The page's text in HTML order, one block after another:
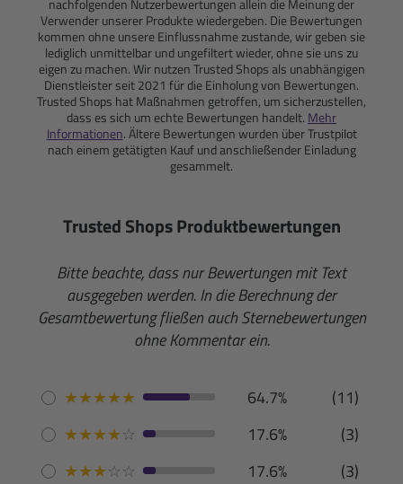
nachfolgenden Nutzerbewertungen allein die Meinung der
Verwender unserer Produkte wiedergeben. Die Bewertungen
kommen ohne unsere Einflussnahme zustande, wir geben sie
lediglich unmittelbar und ungefiltert wieder, ohne sie uns zu
eigen zu machen. Wir nutzen Trusted Shops als unabhängigen
Dienstleister seit 2021 für die Einholung von Bewertungen.
Trusted Shops hat Maßnahmen getroffen, um sicherzustellen,
dass es sich um echte Bewertungen handelt. Mehr
Informationen. Ältere Bewertungen wurden über Trustpilot
nach einem getätigten Kauf und anschließender Einladung
gesammelt.
Trusted Shops Produktbewertungen
Bitte beachte, dass nur Bewertungen mit Text
ausgegeben werden. In die Berechnung der
Gesamtbewertung fließen auch Sternebewertungen
ohne Kommentar ein.
★★★★★ 64.7%
(11)
★★★★☆ 17.6%
(3)
★★★☆☆ 17.6% (3)